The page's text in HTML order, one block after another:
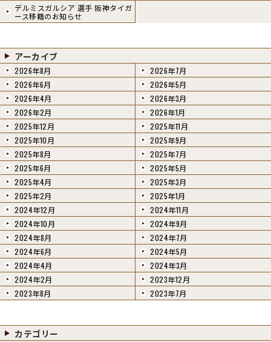
デルミスガルシア 選手 阪神タイガ
ース移籍のお知らせ
アーカイブ
2026年8月
2026年7月
2026年6月
2026年5月
2026年4月
2026年3月
2026年2月
2026年1月
2025年12月
2025年11月
2025年10月
2025年9月
2025年8月
2025年7月
2025年6月
2025年5月
2025年4月
2025年3月
2025年2月
2025年1月
2024年12月
2024年11月
2024年10月
2024年9月
2024年8月
2024年7月
2024年6月
2024年5月
2024年4月
2024年3月
2024年2月
2023年12月
2023年8月
2023年7月
カテゴリー